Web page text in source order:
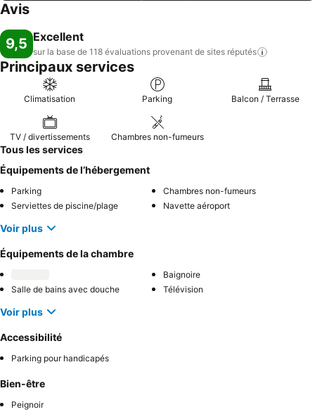
Avis
9,5 Excellent
sur la base de 118 évaluations provenant de sites réputés
Principaux services
Climatisation Parking Balcon / Terrasse
TV / divertissements Chambres non-fumeurs
Tous les services
Équipements de l’hébergement
Parking
Chambres non-fumeurs
Serviettes de piscine/plage
Navette aéroport
Voir plus
Équipements de la chambre
Baignoire
Salle de bains avec douche
Télévision
Voir plus
Accessibilité
Parking pour handicapés
Bien-être
Peignoir